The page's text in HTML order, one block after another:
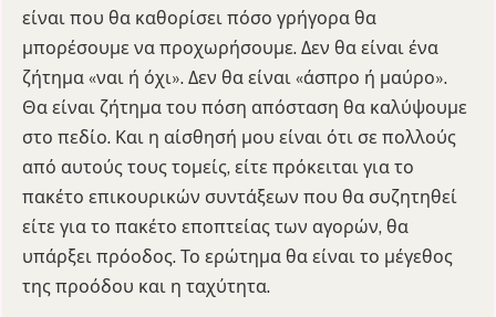
είναι που θα καθορίσει πόσο γρήγορα θα
μπορέσουμε να προχωρήσουμε. Δεν θα είναι ένα
ζήτημα «ναι ή όχι». Δεν θα είναι «άσπρο ή μαύρο».
Θα είναι ζήτημα του πόση απόσταση θα καλύψουμε
στο πεδίο. Και η αίσθησή μου είναι ότι σε πολλούς
από αυτούς τους τομείς, είτε πρόκειται για το
πακέτο επικουρικών συντάξεων που θα συζητηθεί
είτε για το πακέτο εποπτείας των αγορών, θα
υπάρξει πρόοδος. Το ερώτημα θα είναι το μέγεθος
της προόδου και η ταχύτητα.